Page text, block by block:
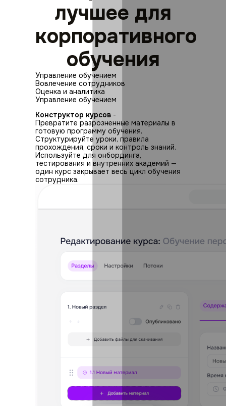
лучшее для
корпоративного
обучения
Управление обучением
Вовлечение сотрудников
Оценка и аналитика
Управление обучением
Конструктор курсов -
Превратите разрозненные материалы в
готовую программу обучения.
Структурируйте уроки, правила
прохождения, сроки и контроль знаний.
Используйте для онбординга,
тестирования и внутренних академий —
один курс закрывает весь цикл обучения
сотрудника.